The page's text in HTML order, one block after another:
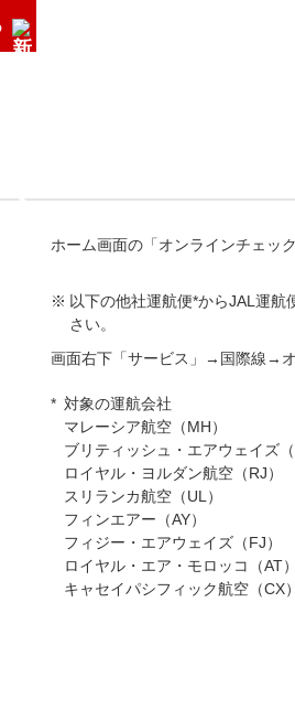
ホーム画面の「オンラインチェッ
以下の他社運航便*からJAL運
さい。
画面右下「サービス」→国際線→
対象の運航会社
マレーシア航空（MH）
ブリティッシュ・エアウェイズ（
ロイヤル・ヨルダン航空（RJ）
スリランカ航空（UL）
フィンエアー（AY）
フィジー・エアウェイズ（FJ）
ロイヤル・エア・モロッコ（AT）
キャセイパシフィック航空（CX）